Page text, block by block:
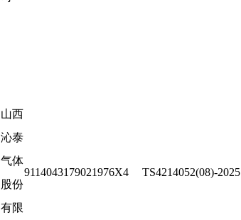
山西
沁泰
气体
股份
有限
9114043179021976X4 TS4214052(08)-2025